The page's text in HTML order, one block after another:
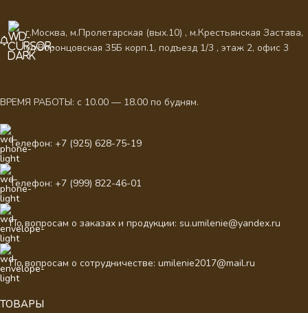
г.Москва, м.Пролетарская (вых.10) , м.Крестьянская Застава,
ул.Воронцовская 35Б корп.1, подъезд 1/3 , этаж 2, офис 3
ВРЕМЯ РАБОТЫ: с 10.00 — 18.00 по будням.
Телефон: +7 (925) 628-75-19
Телефон: +7 (999) 822-46-01
По вопросам о заказах и продукции: su.umilenie@yandex.ru
По вопросам о сотрудничестве: umilenie2017@mail.ru
ТОВАРЫ